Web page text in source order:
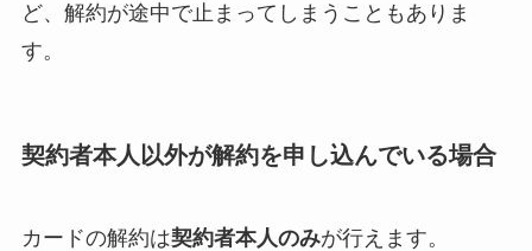
ど、解約が途中で止まってしまうこともありま
す。
契約者本人以外が解約を申し込んでいる場合
カードの解約は契約者本人のみが行えます。